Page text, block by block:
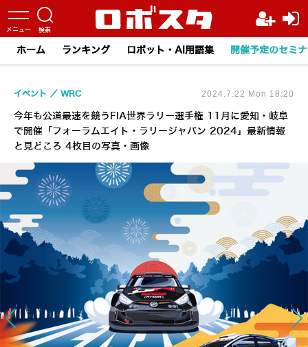
ホーム ランキング ロボット・AI用語集 開催予定のセミ
今年も公道最速を競うFIA世界ラリー選手権 11月に愛知・岐阜
で開催「フォーラムエイト・ラリージャパン 2024」最新情報
と見どころ 4枚目の写真・画像
イベント WRC 2024.7.22 Mon 18:20